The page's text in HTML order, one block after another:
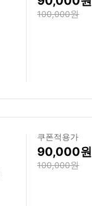
100,000
쿠폰적용가
90,000
100,000